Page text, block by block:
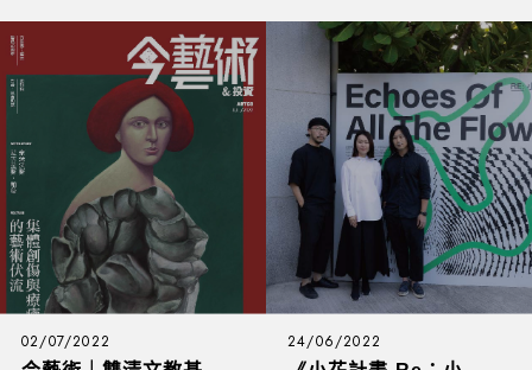
02/07/2022 24/06/2022